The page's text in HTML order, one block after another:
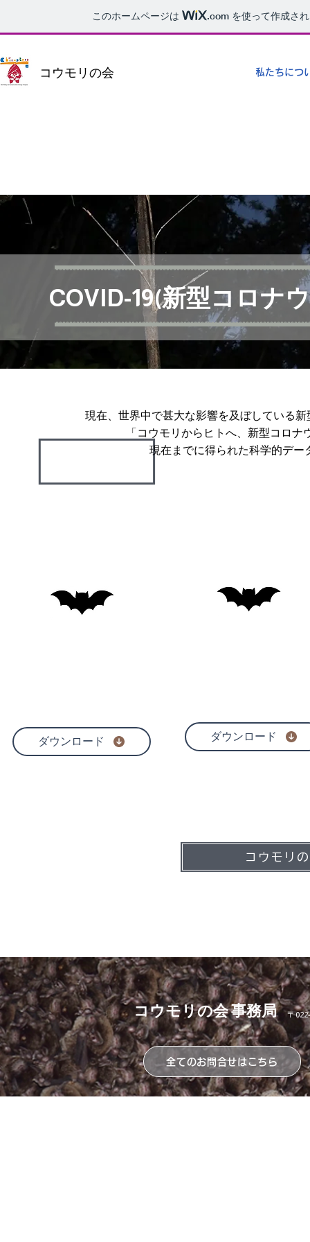
このホームページは .com を使って作成さ
コウモリの会 私たちにつ
COVID-19(新型コロナ
現在、世界中で甚大な影響を及ぼしている
「コウモリからヒトへ、新型コロ
現在までに得られた科学的デー
ダウンロード ダウンロード
コウモリ
​コウモリの会 事務局 〒
全てのお問合せはこちら